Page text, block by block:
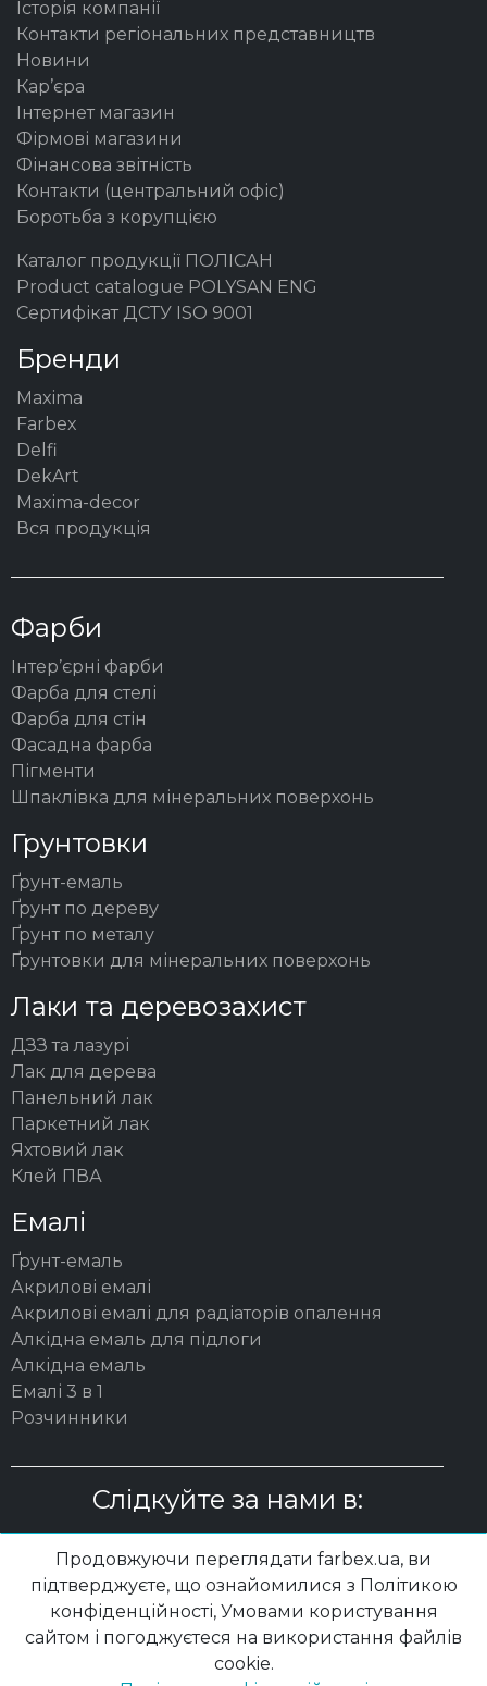
Історія компанії
Контакти регіональних представництв
Новини
Кар’єра
Інтернет магазин
Фірмові магазини
Фінансова звітність
Контакти (центральний офіс)
Боротьба з корупцією
Каталог продукції ПОЛІСАН
Product catalogue POLYSAN ENG
Сертифікат ДСТУ ISO 9001
Бренди
Maxima
Farbex
Delfi
DekArt
Maxima-decor
Вся продукція
Фарби
Інтер’єрні фарби
Фарба для стелі
Фарба для стін
Фасадна фарба
Пігменти
Шпаклівка для мінеральних поверхонь
Грунтовки
Ґрунт-емаль
Ґрунт по дереву
Ґрунт по металу
Ґрунтовки для мінеральних поверхонь
Лаки та деревозахист
ДЗЗ та лазурі
Лак для дерева
Панельний лак
Паркетний лак
Яхтовий лак
Клей ПВА
Емалі
Ґрунт-емаль
Акрилові емалі
Акрилові емалі для радіаторів опалення
Алкідна емаль для підлоги
Алкідна емаль
Емалі 3 в 1
Розчинники
Слідкуйте за нами в:
© 2003 – 2026 ТОВ "ВП "ПОЛІСАН"| farbex.ua
Політика конфідеційності
Продовжуючи переглядати farbex.ua, ви
підтверджуєте, що ознайомилися з Політикою
конфіденційності, Умовами користування
сайтом і погоджуєтеся на використання файлів
cookie.